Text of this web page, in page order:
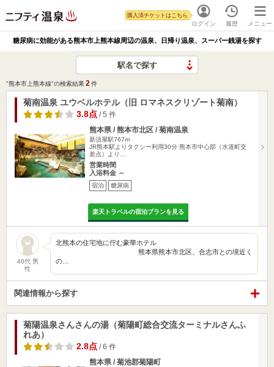
ログイン
購入済チケットはこちら
履歴 メニュー
糖尿病に効能がある熊本市上熊本線周辺の温泉、日帰り温泉、スーパー銭湯を探す
駅名で探す
"熊本市上熊本線"の検索結果2 件
菊南温泉 ユウベルホテル（旧 ロマネスクリゾート菊南）
3.8点 / 5 件
熊本県 / 熊本市北区 / 菊南温泉
新須屋駅767m
JR熊本駅よりタクシー利用30分 熊本市中心部（水道町交
差点）より…
営業時間
入浴料金 ～
宿泊 糖尿病
楽天トラベルの宿泊プランを見る
40代 男
性
北熊本の住宅地に佇む豪華ホテル
熊本県熊本市北区、合志市との境近く
の…
関連情報から探す
菊陽温泉さんさんの湯（菊陽町総合交流ターミナルさんふ
れあ）
2.8点 / 6 件
熊本県 / 菊池郡菊陽町